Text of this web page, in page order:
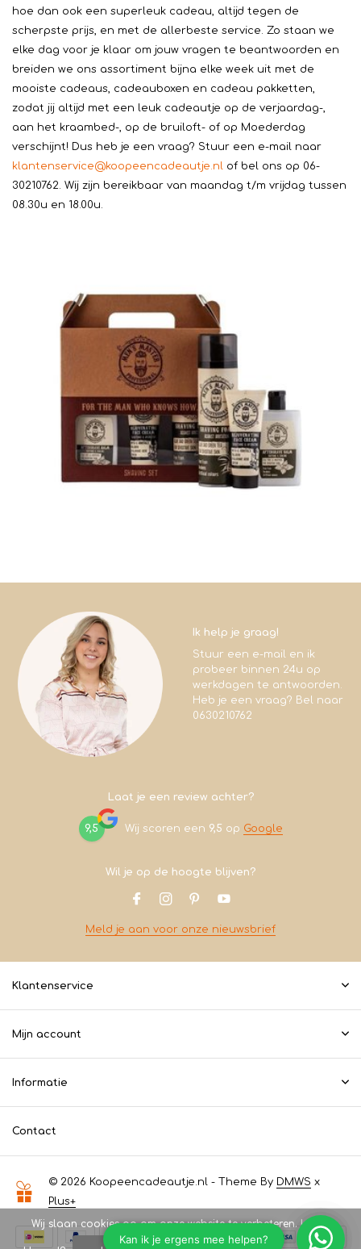
hoe dan ook een superleuk cadeau, altijd tegen de
scherpste prijs, en met de allerbeste service. Zo staan we
elke dag voor je klaar om jouw vragen te beantwoorden en
breiden we ons assortiment bijna elke week uit met de
mooiste cadeaus, cadeauboxen en cadeau pakketten,
zodat jij altijd met een leuk cadeautje op de verjaardag-,
aan het kraambed-, op de bruiloft- of op Moederdag
verschijnt! Dus heb je een vraag? Stuur een e-mail naar
klantenservice@koopeencadeautje.nl of bel ons op 06-
30210762. Wij zijn bereikbaar van maandag t/m vrijdag tussen
08.30u en 18.00u.
Ik help je graag!
Stuur een e-mail en ik
probeer binnen 24u op
werkdagen te antwoorden.
Heb je een vraag? Bel naar
0630210762
Laat je een review achter?
9,5 Wij scoren een 9,5 op Google
Wil je op de hoogte blijven?
Meld je aan voor onze nieuwsbrief
Klantenservice
Mijn account
Informatie
Contact
© 2026 Koopeencadeautje.nl - Theme By DMWS x
Plus+
Wij slaan cookies op om onze website te verbeteren. Is dat